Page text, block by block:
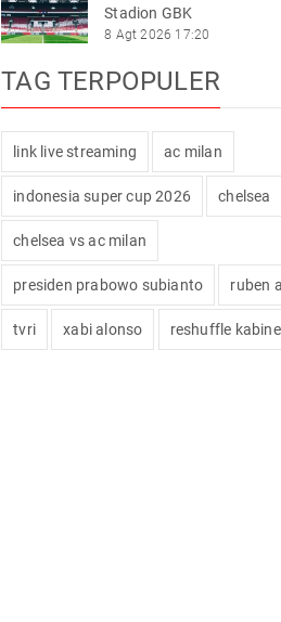
Stadion GBK
8 Agt 2026 17:20
TAG TERPOPULER
link live streaming ac milan
indonesia super cup 2026 chelsea
chelsea vs ac milan
presiden prabowo subianto ruben
tvri xabi alonso reshuffle